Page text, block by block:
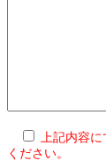
上記内容
ください。